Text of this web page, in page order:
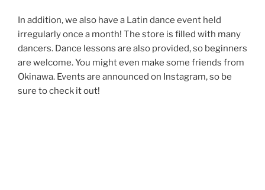
In addition, we also have a Latin dance event held
irregularly once a month! The store is filled with many
dancers. Dance lessons are also provided, so beginners
are welcome. You might even make some friends from
Okinawa. Events are announced on Instagram, so be
sure to check it out!